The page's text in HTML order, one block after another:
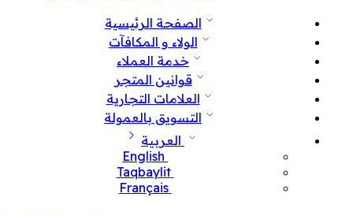
الصفحة الرئيسية
الولاء و المكافآت
خدمة العملاء
قوانين المتجر
العلامات التجارية
التسويق بالعمولة
العربية
English
Taqbaylit
Français